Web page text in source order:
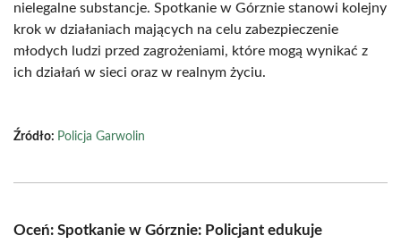
nielegalne substancje. Spotkanie w Górznie stanowi kolejny
krok w działaniach mających na celu zabezpieczenie
młodych ludzi przed zagrożeniami, które mogą wynikać z
ich działań w sieci oraz w realnym życiu.
Źródło: Policja Garwolin
Oceń: Spotkanie w Górznie: Policjant edukuje